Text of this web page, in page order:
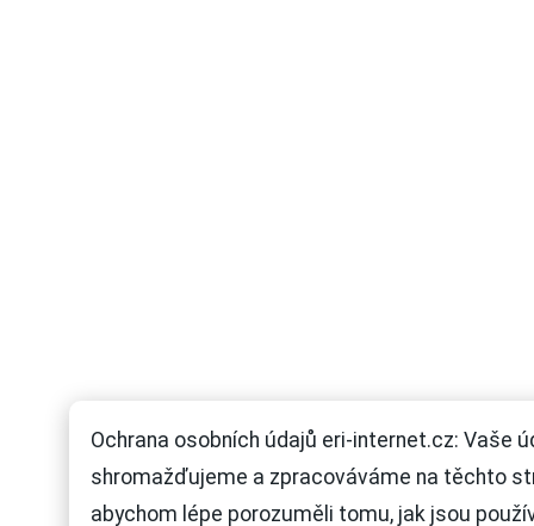
Ochrana osobních údajů eri-internet.cz: Vaše
shromažďujeme a zpracováváme na těchto
abychom lépe porozuměli tomu, jak jsou